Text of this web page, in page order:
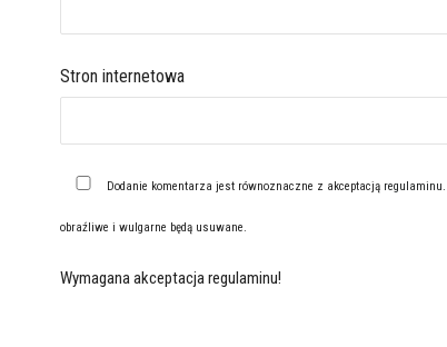
Stron internetowa
Dodanie komentarza jest równoznaczne z akceptacją regulaminu
obraźliwe i wulgarne będą usuwane.
Wymagana akceptacja regulaminu!